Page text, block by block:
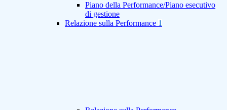
Piano della Performance/Piano esecutivo
di gestione
Relazione sulla Performance 1